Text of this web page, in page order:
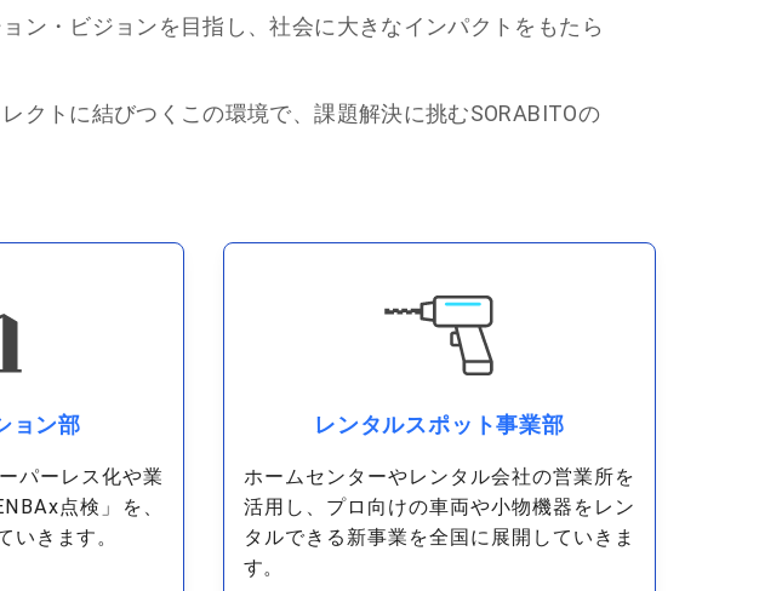
ン・ビジョンを目指し、社会に大きなインパクトをもたら
クトに結びつくこの環境で、課題解決に挑むSORABITOの
ョン部
パーレス化や業
点検」を、
いきます。
レンタルスポット事業部
ホームセンターやレンタル会社の営業所を
活用し、プロ向けの車両や小物機器をレン
タルできる新事業を全国に展開していきま
す。